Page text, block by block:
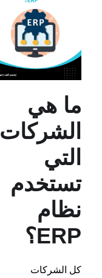
ما هي
الشركات
التي
تستخدم
نظام
ERP؟
كل الشركات